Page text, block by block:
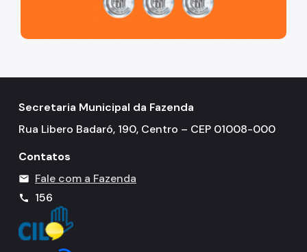
Secretaria Municipal da Fazenda
Rua Libero Badaró, 190, Centro – CEP 01008-000
Contatos
mail Fale com a Fazenda
call 156